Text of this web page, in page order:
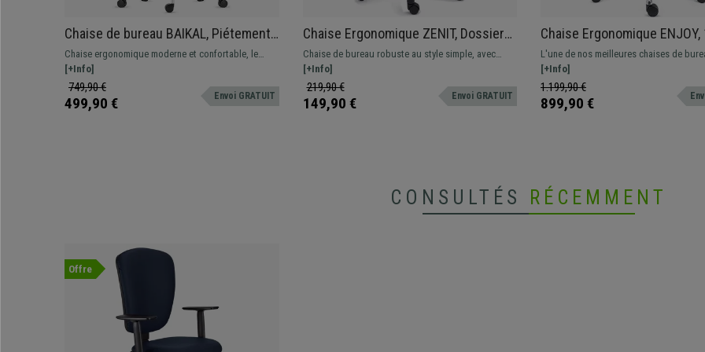
Chaise de bureau BAIKAL, Piétement
métallique, Accoudoirs Ajustables,
Support Lombaire, en Tissu, Bleu
Foncé
Chaise ergonomique moderne et confortable, le
modèle parfait pour une utilisation professionnelle
étant donné sa grande résistance et son confort
[+Info]
749,90 €
499,90 € Envoi GRATUIT
Chaise Ergonomique ZENIT, Dossier
Réglable, Accoudoirs Ajustables,
Excellent Rembourrage, Noir
Chaise de bureau robuste au style simple, avec
dossier réglable en hauteur. Assise de haute densité
et accoudoirs 3D, la garantie d'un confort optimal.
[+Info]
219,90 €
149,90 € Envoi GRATUIT
Chaise Ergonomique ENJOY,
Ajustable, Utilisation
Revêtement en Cuir
L'une de nos meilleures chaises de
ergonomique, avec tous les réglages
Confort maximal et haute qualité de
avec un design avant-gardiste attrayant
certificats.
[+Info]
1.199,90 €
899,90 €
CONSULTÉS RÉCEMMENT
Offre